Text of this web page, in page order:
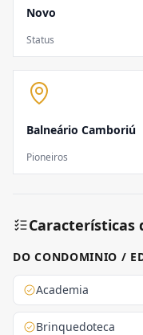
Novo
Status
Balneário Camboriú
Pioneiros
Características
DO CONDOMINIO /
Academia
Brinquedoteca